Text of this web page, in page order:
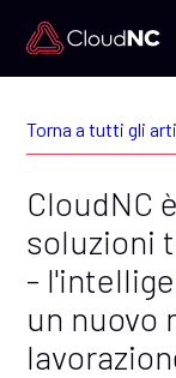
Torna a tutti gli
CloudNC
soluzioni
-
un nuovo